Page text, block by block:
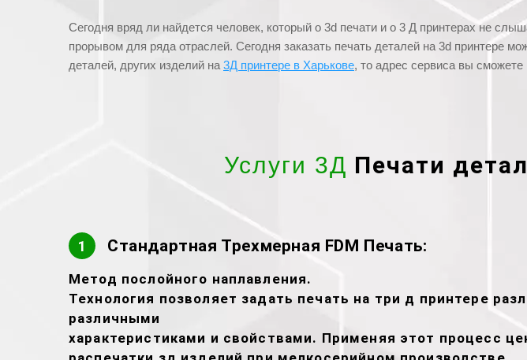
Сегодня вряд ли найдется человек, который о 3d печати и о 3 Д принтерах не
прорывом для ряда отраслей. Сегодня заказать печать деталей на 3d принтере
деталей, других изделий на3Д принтере в Харькове, то адрес сервиса вы
Услуги 3Д Печати
1 Стандартная Трехмерная FDM Печать:
Метод послойного наплавления.
Технология позволяет задать печать на три д принтере
различными
характеристиками и свойствами. Применяя этот процесс